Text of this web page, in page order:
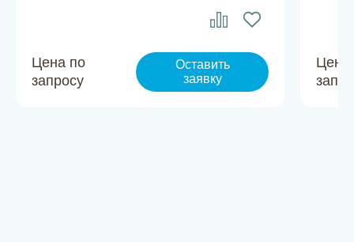
Цена по
запросу
Оставить
заявку
Цена